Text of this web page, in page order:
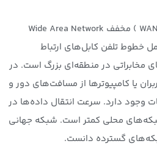
شبکه گسترده یا شبکه ون (WAN ) مخفف Wide Area Network
تلفن کابل‌های ارتباط
مخابراتی در منطقه‌ای بزرگ است. در
یا کامپیوترها از مسافت‌های دور و
وجود دارد. سرعت انتقال داده‌ها در
محلی کمتر است. شبکه جهانی
گسترده دانست.